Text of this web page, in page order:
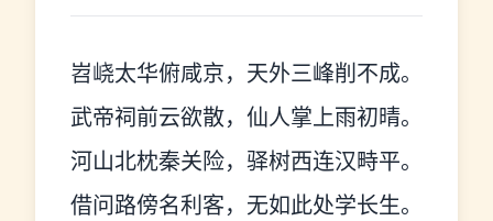
岧峣太华俯咸京，天外三峰削不成。
武帝祠前云欲散，仙人掌上雨初晴。
河山北枕秦关险，驿树西连汉畤平。
借问路傍名利客，无如此处学长生。